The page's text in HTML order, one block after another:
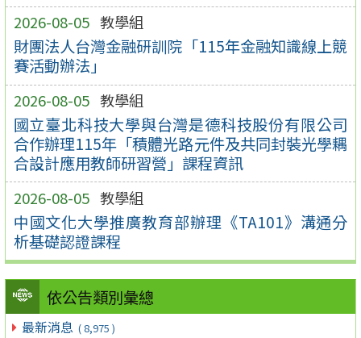
2026-08-05 教學組
財團法人台灣金融研訓院「115年金融知識線上競
賽活動辦法」
2026-08-05 教學組
國立臺北科技大學與台灣是德科技股份有限公司
合作辦理115年「積體光路元件及共同封裝光學耦
合設計應用教師研習營」課程資訊
2026-08-05 教學組
中國文化大學推廣教育部辦理《TA101》溝通分
析基礎認證課程
依公告類別彙總
最新消息 ( 8,975 )